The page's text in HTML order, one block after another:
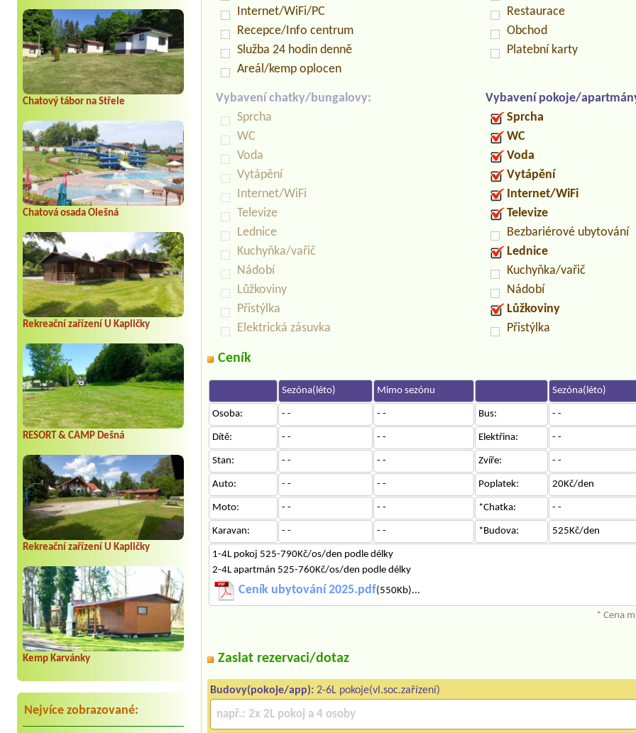
Chatový tábor na Střele
Chatová osada Olešná
Rekreační zařízení U Kapličky
RESORT & CAMP Dešná
Rekreační zařízení U Kapličky
Kemp Karvánky
Nejvíce zobrazované:
Internet/WiFi/PC
Recepce/Info centrum
Služba 24 hodin denně
Areál/kemp oplocen
Restaurace
Obchod
Platební karty
Vybavení chatky/bungalovy:
Sprcha
WC
Voda
Vytápění
Internet/WiFi
Televize
Lednice
Kuchyňka/vařič
Nádobí
Lůžkoviny
Přistýlka
Elektrická zásuvka
Vybavení pokoje/
Sprcha
WC
Voda
Vytápění
Internet/WiFi
Televize
Bezbariérové ubytování
Lednice
Kuchyňka/vařič
Nádobí
Lůžkoviny
Přistýlka
Ceník
Sezóna(léto) Mimo sezónu Sezóna(léto)
Osoba: - - - - Bus: - -
Dítě: - - - - Elektřina: - -
Stan: - - - - Zvíře: - -
Auto: - - - - Poplatek: 20Kč/den
Moto: - - - - *Chatka: - -
Karavan: - - - - *Budova: 525Kč/den
1-4L pokoj 525-790Kč/os/den podle délky
2-4L apartmán 525-760Kč/os/den podle délky
Ceník ubytování 2025.pdf(550Kb)...
* Cena
Zaslat rezervaci/dotaz
Budovy(pokoje/app): 2-6L pokoje(vl.soc.zařízení)